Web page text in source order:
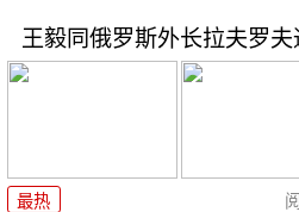
王毅同俄罗斯外长拉夫罗夫
最热